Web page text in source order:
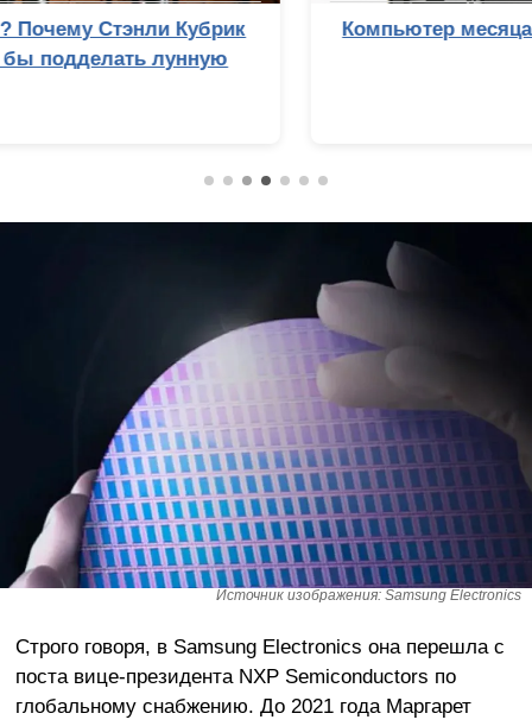
Компьютер месяца — август 2026 года
Источник изображения: Samsung Electronics
Строго говоря, в Samsung Electronics она перешла с
поста вице-президента NXP Semiconductors по
глобальному снабжению. До 2021 года Маргарет